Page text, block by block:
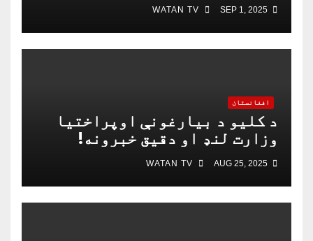
افغانستان
د کلیو د بیارغونې اوپراختیا
وزارت لنډ او دقیق خبرونه!